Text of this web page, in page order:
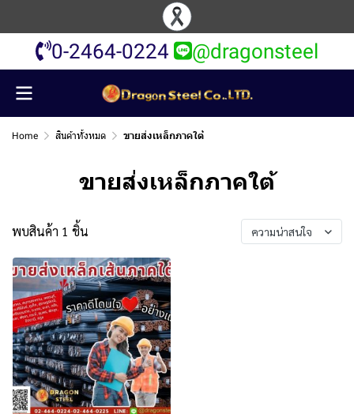
0-2464-0224 @dragonsteel
Home สินค้าทั้งหมด ขายส่งเหล็กภาคใต้
ขายส่งเหล็กภาคใต้
พบสินค้า 1 ชิ้น ความน่าสนใจ